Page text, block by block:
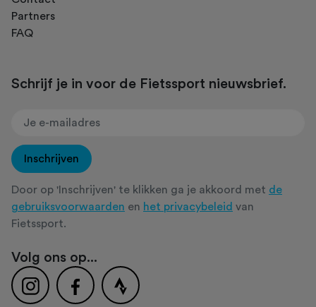
Partners
FAQ
Schrijf je in voor de Fietssport nieuwsbrief.
Inschrijven
Door op 'Inschrijven' te klikken ga je akkoord met de
gebruiksvoorwaarden en het privacybeleid van
Fietssport.
Volg ons op...